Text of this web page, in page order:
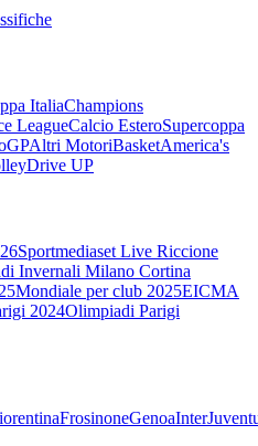
ItaliaChampions
LeagueCalcio EsteroSupercoppa
Altri MotoriBasketAmerica's
Drive UP
Sportmediaset Live Riccione
Invernali Milano Cortina
Mondiale per club 2025EICMA
2024Olimpiadi Parigi
FrosinoneGenoaInter